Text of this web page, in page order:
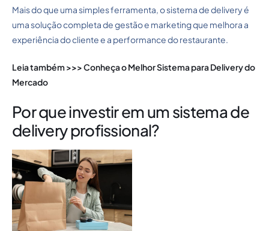
Mais do que uma simples ferramenta, o sistema de delivery é
uma solução completa de gestão e marketing que melhora a
experiência do cliente e a performance do restaurante.
Leia também >>>Conheça o Melhor Sistema para Delivery do
Mercado
Por que investir em um sistema de
delivery profissional?